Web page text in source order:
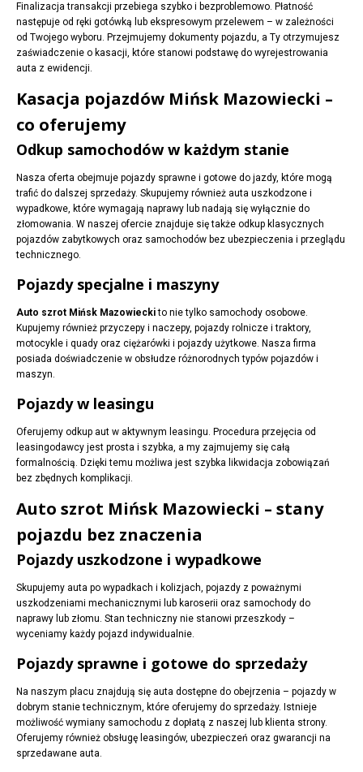
Finalizacja transakcji przebiega szybko i bezproblemowo. Płatność
następuje od ręki gotówką lub ekspresowym przelewem – w zależności
od Twojego wyboru. Przejmujemy dokumenty pojazdu, a Ty otrzymujesz
zaświadczenie o kasacji, które stanowi podstawę do wyrejestrowania
auta z ewidencji.
Kasacja pojazdów Mińsk Mazowiecki –
co oferujemy
Odkup samochodów w każdym stanie
Nasza oferta obejmuje pojazdy sprawne i gotowe do jazdy, które mogą
trafić do dalszej sprzedaży. Skupujemy również auta uszkodzone i
wypadkowe, które wymagają naprawy lub nadają się wyłącznie do
złomowania. W naszej ofercie znajduje się także odkup klasycznych
pojazdów zabytkowych oraz samochodów bez ubezpieczenia i przeglądu
technicznego.
Pojazdy specjalne i maszyny
Auto szrot Mińsk Mazowieckito nie tylko samochody osobowe.
Kupujemy również przyczepy i naczepy, pojazdy rolnicze i traktory,
motocykle i quady oraz ciężarówki i pojazdy użytkowe. Nasza firma
posiada doświadczenie w obsłudze różnorodnych typów pojazdów i
maszyn.
Pojazdy w leasingu
Oferujemy odkup aut w aktywnym leasingu. Procedura przejęcia od
leasingodawcy jest prosta i szybka, a my zajmujemy się całą
formalnością. Dzięki temu możliwa jest szybka likwidacja zobowiązań
bez zbędnych komplikacji.
Auto szrot Mińsk Mazowiecki – stany
pojazdu bez znaczenia
Pojazdy uszkodzone i wypadkowe
Skupujemy auta po wypadkach i kolizjach, pojazdy z poważnymi
uszkodzeniami mechanicznymi lub karoserii oraz samochody do
naprawy lub złomu. Stan techniczny nie stanowi przeszkody –
wyceniamy każdy pojazd indywidualnie.
Pojazdy sprawne i gotowe do sprzedaży
Na naszym placu znajdują się auta dostępne do obejrzenia – pojazdy w
dobrym stanie technicznym, które oferujemy do sprzedaży. Istnieje
możliwość wymiany samochodu z dopłatą z naszej lub klienta strony.
Oferujemy również obsługę leasingów, ubezpieczeń oraz gwarancji na
sprzedawane auta.